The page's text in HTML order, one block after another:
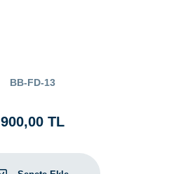
BB-FD-13
900,00 TL